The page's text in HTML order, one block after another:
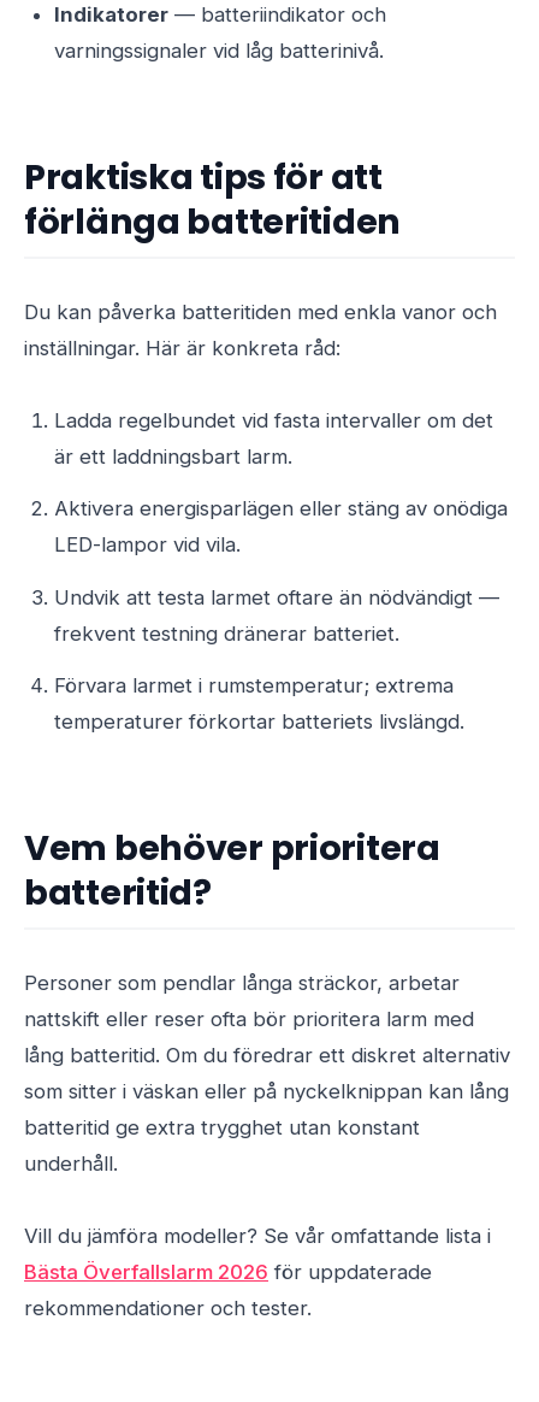
Indikatorer — batteriindikator och
varningssignaler vid låg batterinivå.
Praktiska tips för att
förlänga batteritiden
Du kan påverka batteritiden med enkla vanor och
inställningar. Här är konkreta råd:
Ladda regelbundet vid fasta intervaller om det
är ett laddningsbart larm.
Aktivera energisparlägen eller stäng av onödiga
LED-lampor vid vila.
Undvik att testa larmet oftare än nödvändigt —
frekvent testning dränerar batteriet.
Förvara larmet i rumstemperatur; extrema
temperaturer förkortar batteriets livslängd.
Vem behöver prioritera
batteritid?
Personer som pendlar långa sträckor, arbetar
nattskift eller reser ofta bör prioritera larm med
lång batteritid. Om du föredrar ett diskret alternativ
som sitter i väskan eller på nyckelknippan kan lång
batteritid ge extra trygghet utan konstant
underhåll.
Vill du jämföra modeller? Se vår omfattande lista i
Bästa Överfallslarm 2026 för uppdaterade
rekommendationer och tester.